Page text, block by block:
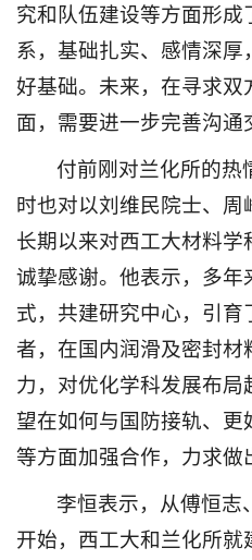
究和队伍建设等方面形
系，基础扎实、感情深
好基础。未来，在寻求双
面，需要进一步完善沟通
付前刚对兰化所的热
时也对以刘维民院士、
长期以来对西工大材料
诚挚感谢。他表示，多年
式，共建研究中心，引
者，在国内润滑及密封材
力，对优化学科发展布
望在如何与国防接轨、更
等方面加强合作，力求做
李恒表示，从傅恒志
开始，西工大和兰化所